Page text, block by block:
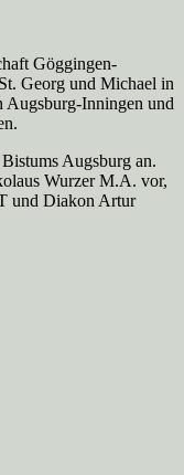
Göggingen-
Georg und Michael in
Augsburg-Inningen und
Augsburg an.
Wurzer M.A. vor,
und Diakon Artur